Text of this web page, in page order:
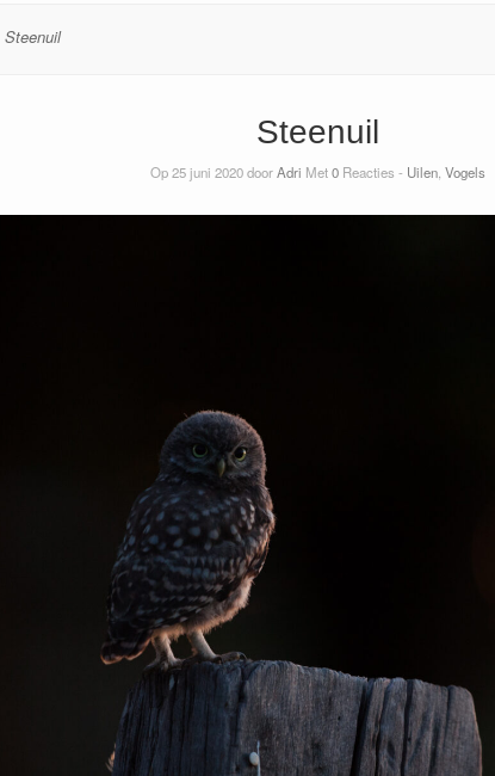
Steenuil
Steenuil
Op 25 juni 2020 doorAdri Met0Reacties - Uilen, Vogels